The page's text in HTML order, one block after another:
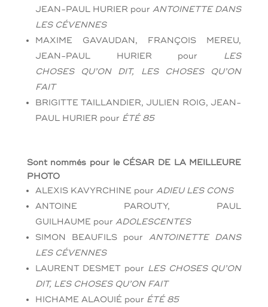
JEAN-PAUL HURIER pour ANTOINETTEDANS
LES CÉVENNES
MAXIME GAVAUDAN, FRANÇOIS MEREU,
JEAN-PAUL HURIER pour LES
CHOSES
QU’ON DIT, LES CHOSES QU’ON
FAIT
BRIGITTE TAILLANDIER, JULIEN ROIG, JEAN-
PAUL HURIER pour ÉTÉ 85
Sont nommés pour le CÉSAR DE LA MEILLEURE
PHOTO
ALEXIS KAVYRCHINE pour ADIEU LES CONS
ANTOINE PAROUTY, PAUL
GUILHAUME pour ADOLESCENTES
SIMON BEAUFILS pourANTOINETTE DANS
LES CÉVENNES
LAURENT DESMET pour LES CHOSES QU’ON
DIT, LES CHOSES QU’ON FAIT
HICHAME ALAOUIÉ pour ÉTÉ 85